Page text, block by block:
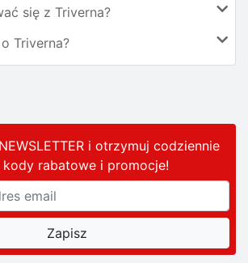
się z Triverna?
Triverna?
i otrzymuj codziennie
kody rabatowei promocje!